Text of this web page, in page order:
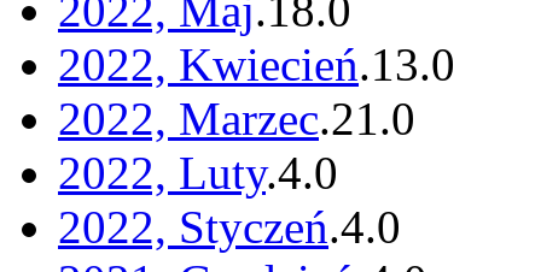
2022, Kwiecień.13.0
2022, Marzec.21.0
2022, Luty.4.0
2022, Styczeń.4.0